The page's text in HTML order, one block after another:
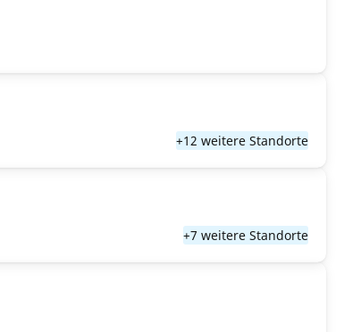
+12 weitere Standorte
+7 weitere Standorte